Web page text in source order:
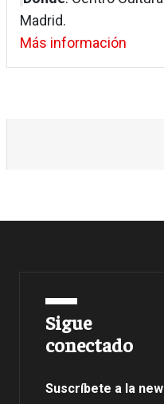
Madrid.
Más información
Sigue
conectado
Suscríbete a la